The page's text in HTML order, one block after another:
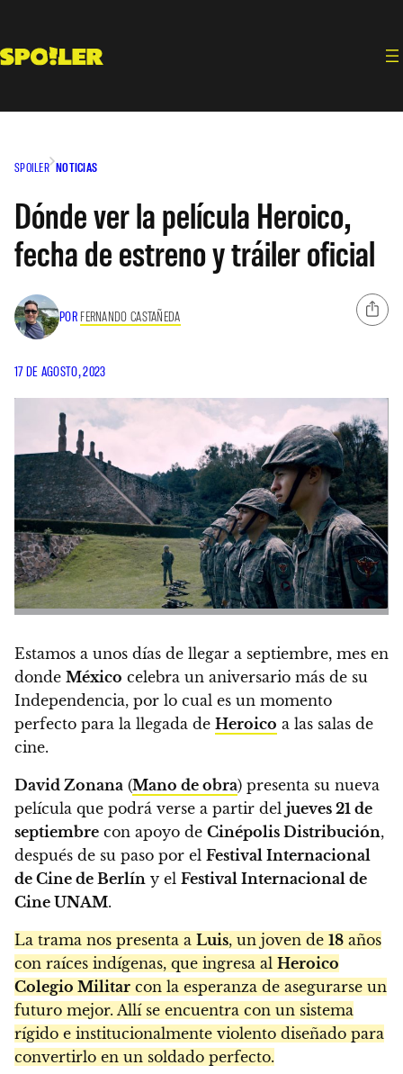
contenido
SPOILER NOTICIAS
Dónde ver la película Heroico,
fecha de estreno y tráiler oficial
POR FERNANDO CASTAÑEDA
17 DE AGOSTO, 2023
Estamos a unos días de llegar a septiembre, mes en
donde México celebra un aniversario más de su
Independencia, por lo cual es un momento
perfecto para la llegada de Heroico a las salas de
cine.
David Zonana (Mano de obra) presenta su nueva
película que podrá verse a partir del jueves 21 de
septiembre con apoyo de Cinépolis Distribución,
después de su paso por el Festival Internacional
de Cine de Berlín y el Festival Internacional de
Cine UNAM.
La trama nos presenta a Luis, un joven de 18 años
con raíces indígenas, que ingresa al Heroico
Colegio Militar con la esperanza de asegurarse un
futuro mejor. Allí se encuentra con un sistema
rígido e institucionalmente violento diseñado para
convertirlo en un soldado perfecto.